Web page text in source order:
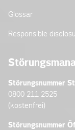
Glossar
Responsible
Störungsnummer
0800 211 2525
(kostenfrei)
Störungsnummer